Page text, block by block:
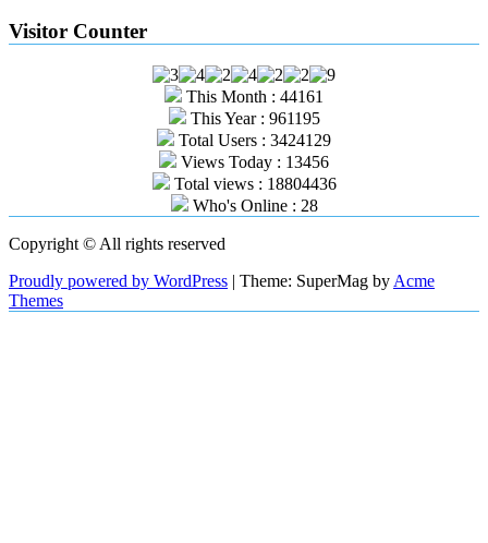
Visitor Counter
This Month : 44161
This Year : 961195
Total Users : 3424129
Views Today : 13456
Total views : 18804436
Who's Online : 28
Copyright © All rights reserved
Proudly powered by WordPress | Theme: SuperMag by Acme
Themes